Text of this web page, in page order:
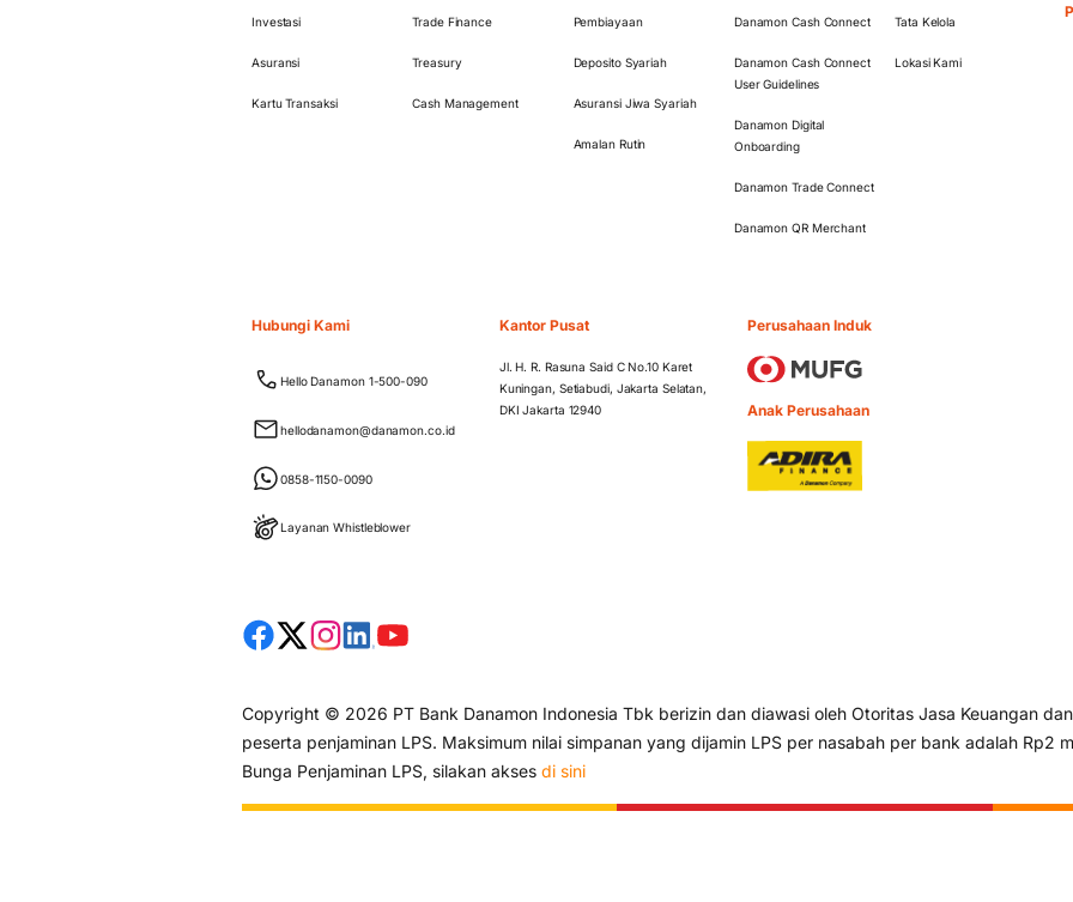
Investasi
Asuransi
Kartu Transaksi
Trade Finance
Treasury
Cash Management
Pembiayaan
Deposito Syariah
Asuransi Jiwa Syariah
Amalan Rutin
Danamon Cash Connect
Danamon Cash Connect
User Guidelines
Danamon Digital
Onboarding
Danamon Trade Connect
Danamon QR Merchant
Tata Kelola
Lokasi Kami
Hubungi Kami
Hello Danamon 1-500-090
hellodanamon@danamon.co.id
0858-1150-0090
Layanan Whistleblower
Kantor Pusat
Jl. H. R. Rasuna Said C No.10 Karet
Kuningan, Setiabudi, Jakarta Selatan,
DKI Jakarta 12940
Perusahaan Induk
Anak Perusahaan
Copyright © 2026 PT Bank Danamon Indonesia Tbk berizin dan diawasi oleh Otoritas Jasa Keuangan
peserta penjaminan LPS. Maksimum nilai simpanan yang dijamin LPS per nasabah per bank adalah Rp2
Bunga Penjaminan LPS, silakan akses di sini